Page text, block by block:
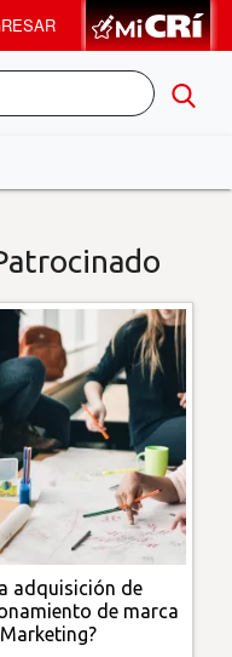
adquisición de
de marca